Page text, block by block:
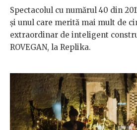
Spectacolul cu numărul 40 din
și unul care merită mai mult de
extraordinar de inteligent
ROVEGAN, la Replika.